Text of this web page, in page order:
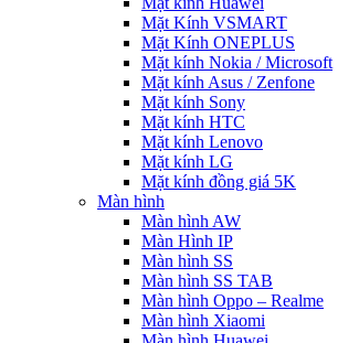
Mặt Kính VSMART
Mặt Kính ONEPLUS
Mặt kính Nokia / Microsoft
Mặt kính Asus / Zenfone
Mặt kính Sony
Mặt kính HTC
Mặt kính Lenovo
Mặt kính LG
Mặt kính đồng giá 5K
Màn hình
Màn hình AW
Màn Hình IP
Màn hình SS
Màn hình SS TAB
Màn hình Oppo – Realme
Màn hình Xiaomi